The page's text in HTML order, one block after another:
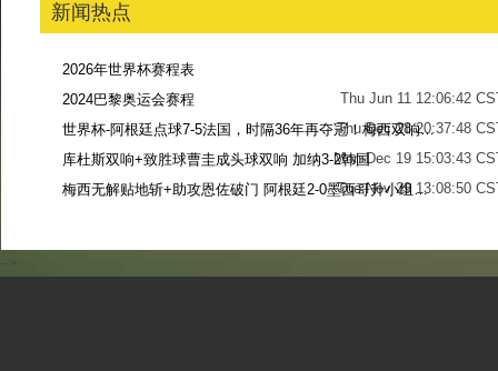
新闻热点
2026年世界杯赛程表
Thu Jun 11 12:06:42
2024巴黎奥运会赛程
Thu Dec 28 20:37:48
世界杯-阿根廷点球7-5法国，时隔36年再夺冠！梅西双响姆巴佩戴帽
Mon Dec 19 15:03:43
库杜斯双响+致胜球曹圭成头球双响 加纳3-2韩国
Tue Nov 29 13:08:50
梅西无解贴地斩+助攻恩佐破门 阿根廷2-0墨西哥升小组第二